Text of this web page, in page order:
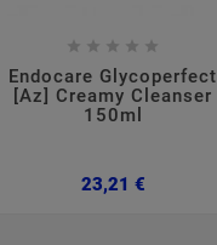
    
Endocare Glycoperfect
[Az] Creamy Cleanser
150ml
23,21 €Preço